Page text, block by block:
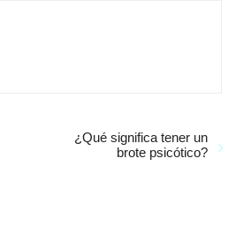
¿Qué significa tener un
brote psicótico?